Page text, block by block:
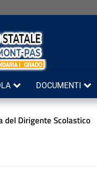
DOCUMENTI
Dirigente Scolastico